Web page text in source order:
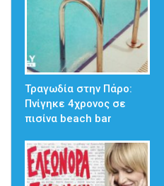
Τραγωδία στην Πάρο:
Πνίγηκε 4χρονος σε
πισίνα beach bar